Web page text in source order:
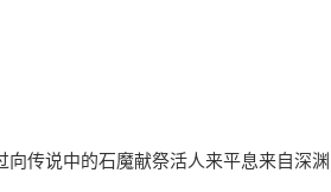
传说中的石魔献祭活人来平息来自深渊